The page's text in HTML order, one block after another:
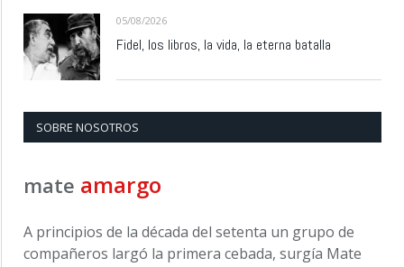
05/08/2026
Fidel, los libros, la vida, la eterna batalla
SOBRE NOSOTROS
mate amargo
A principios de la década del setenta un grupo de
compañeros largó la primera cebada, surgía Mate